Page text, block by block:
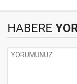
HABERE